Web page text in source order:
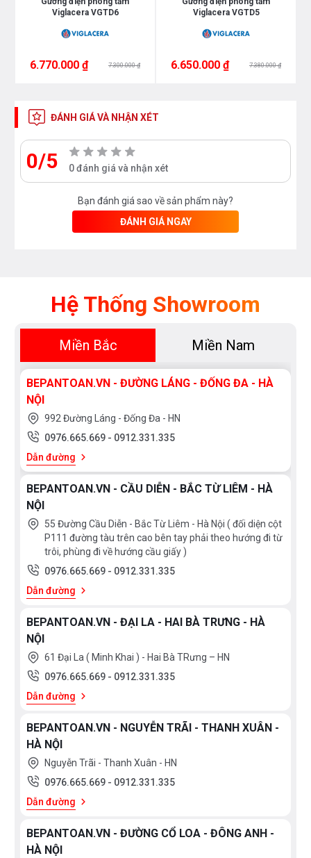
chiếu sáng vừa làm vật trang trí, có thể sử dụng ở
phòng tắm hay phòng ngủ đều phù hợp
An toàn cho sức khỏe
Bạn quan tâm tới những sản phẩm thiết bị phòng
tắm và thiết bị nhà bếp vui lòng liên hệ với chúng
tôi theohotline 0976665669 - 0912331335
trực tiếp địa chỉ hệ thống của Bếp an toàn để được
tư vấn tốt nhất từ các nhân viên bán hàng của
chúng tôi
Viglacera VGTD6
6.770.000 ₫ 7.300.000 ₫
Viglacera VGTD5
6.650.000 ₫ 7.380.000 ₫
ĐÁNH GIÁ VÀ NHẬN XÉT
0/5 0 đánh giá và nhận xét
Bạn đánh giá sao về sản phẩm này?
ĐÁNH GIÁ NGAY
Hệ Thống Showroom
Miền Bắc Miền Nam
BEPANTOAN.VN - ĐƯỜNG LÁNG - ĐỐNG ĐA - HÀ
NỘI
992 Đường Láng - Đống Đa - HN
0976.665.669 - 0912.331.335
Dẫn đường
BEPANTOAN.VN - CẦU DIỄN - BẮC TỪ LIÊM - HÀ
NỘI
55 Đường Cầu Diễn - Bắc Từ Liêm - Hà Nội ( đối diện cột
P111 đường tàu trên cao bên tay phải theo hướng đi từ
trôi, phùng đi về hướng cầu giấy )
0976.665.669 - 0912.331.335
Dẫn đường
BEPANTOAN.VN - ĐẠI LA - HAI BÀ TRƯNG - HÀ
NỘI
61 Đại La ( Minh Khai ) - Hai Bà TRưng – HN
0976.665.669 - 0912.331.335
Dẫn đường
BEPANTOAN.VN - NGUYỄN TRÃI - THANH XUÂN -
HÀ NỘI
Nguyễn Trãi - Thanh Xuân - HN
0976.665.669 - 0912.331.335
Dẫn đường
BEPANTOAN.VN - ĐƯỜNG CỔ LOA - ĐÔNG ANH -
HÀ NỘI